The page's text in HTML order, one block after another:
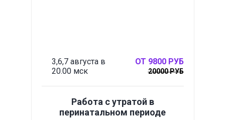
3,6,7 августа в
20.00 мск
ОТ 9800 РУБ
20000 РУБ
Работа с утратой в
перинатальном периоде